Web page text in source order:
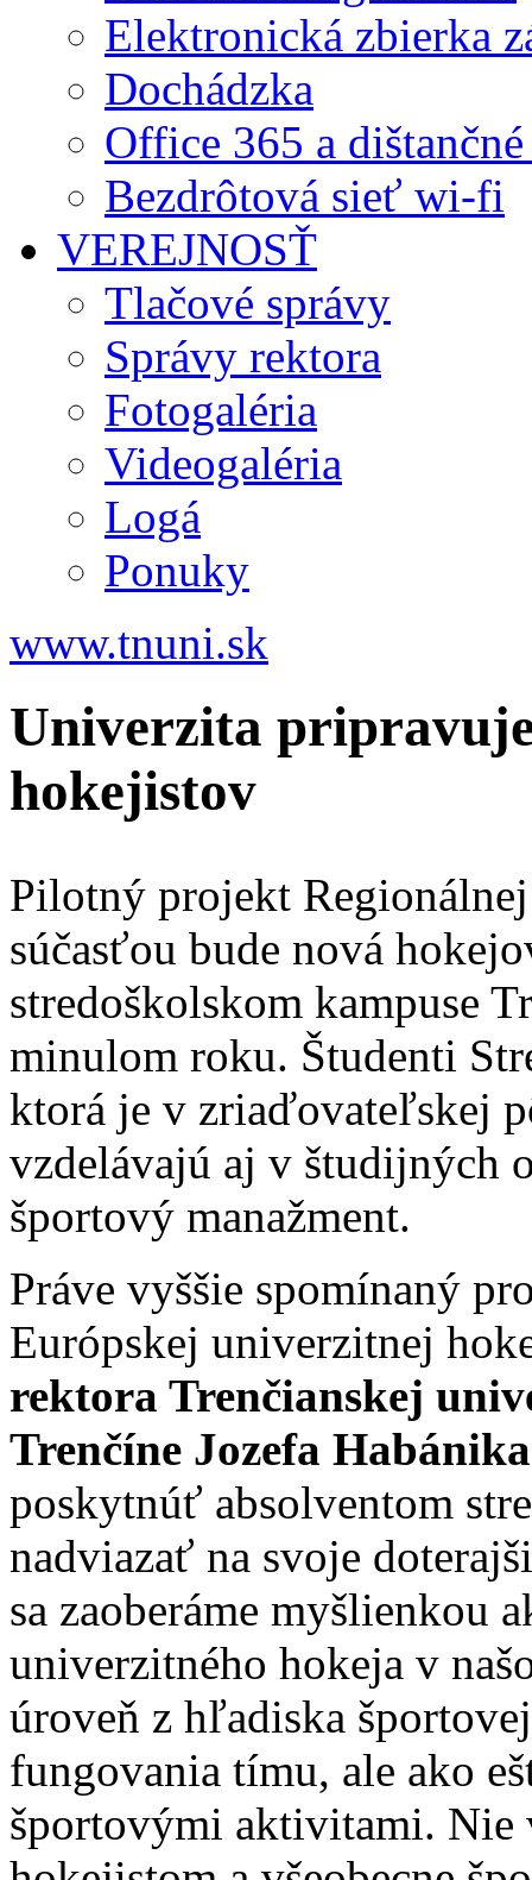
Elektronická zbierka
Dochádzka
Office 365 a
Bezdrôtová sieť wi-fi
VEREJNOSŤ
Tlačové správy
Správy rektora
Fotogaléria
Videogaléria
Logá
Ponuky
www.tnuni.sk
Univerzita
hokejistov
Pilotný projekt
súčasťou bude nová
stredoškolskom kampuse
minulom roku. Študenti
ktorá je v zriaďovateľskej
vzdelávajú aj v študijných
športový manažment.
Práve vyššie spomínaný
Európskej univerzitnej
rektora Trenčianskej
Trenčíne Jozefa Habánika
poskytnúť absolventom
nadviazať na svoje
sa zaoberáme myšlienkou
univerzitného hokeja v
úroveň z hľadiska
fungovania tímu, ale ako
športovými aktivitami. Nie